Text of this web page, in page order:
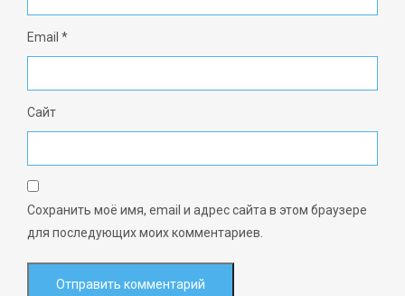
Email *
Сайт
Сохранить моё имя, email и адрес сайта в этом браузере
для последующих моих комментариев.